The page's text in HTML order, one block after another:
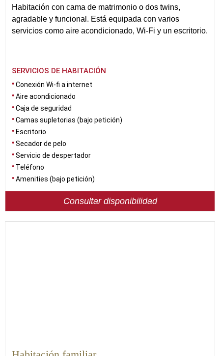
Habitación con cama de matrimonio o dos twins,
agradable y funcional. Está equipada con varios
servicios como aire acondicionado, Wi-Fi y un escritorio.
SERVICIOS DE HABITACIÓN
Conexión Wi-fi a internet
Aire acondicionado
Caja de seguridad
Camas supletorias (bajo petición)
Escritorio
Secador de pelo
Servicio de despertador
Teléfono
Amenities (bajo petición)
Consultar disponibilidad